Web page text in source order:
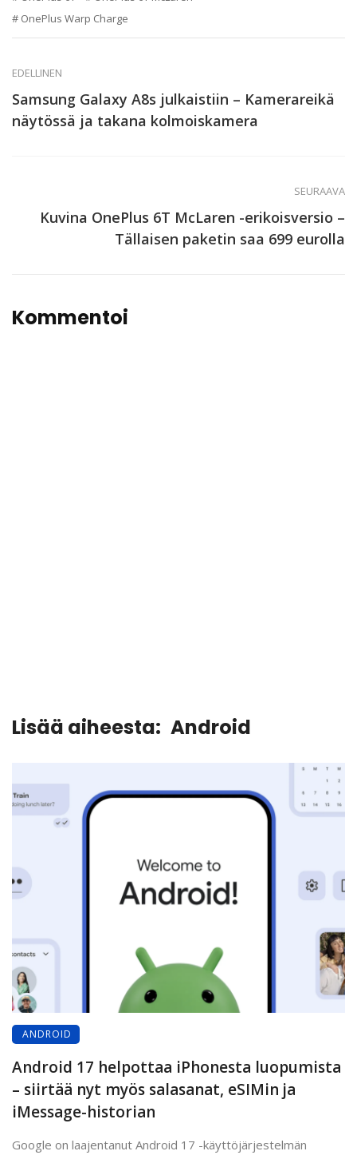
OnePlus Warp Charge
EDELLINEN
Samsung Galaxy A8s julkaistiin – Kamerareikä
näytössä ja takana kolmoiskamera
SEURAAVA
Kuvina OnePlus 6T McLaren -erikoisversio –
Tällaisen paketin saa 699 eurolla
Kommentoi
Lisää aiheesta: Android
ANDROID
Android 17 helpottaa iPhonesta luopumista
– siirtää nyt myös salasanat, eSIMin ja
iMessage-historian
Google on laajentanut Android 17 -käyttöjärjestelmän